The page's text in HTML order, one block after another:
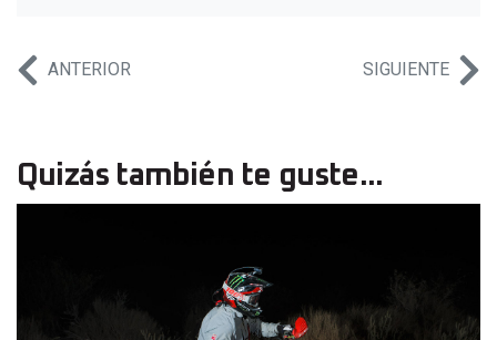
ANTERIOR SIGUIENTE
Quizás también te guste...